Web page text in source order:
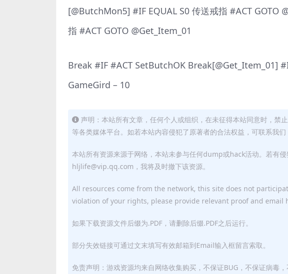
[@ButchMon5] #IF EQUAL S0 传送戒指 #ACT GOTO
指 #ACT GOTO @Get_Item_01
Break #IF #ACT SetButchOK Break[@Get_Item_01]
GameGird – 10
声明：本站所有文章，任何个人或组织，在未征得本站同意时，禁
等各类媒体平台。如若本站内容侵犯了原著者的合法权益，可联系我
本站所有资源来源于网络，本站未参与任何dump或hack活动。若有
hljlife@vip.qq.com，我将及时撤下该资源。
All resources come from the network, this site does not
violation of your rights, please provide relevant proof and
如果下载资源文件后缀为.PDF，请删除后缀.PDF之后运行。
部分失效链接可通过文末填写有效邮箱到Email输入框留言索取。
免责声明：游戏资源均来自网络收集购买，不保证BUG，不保证病毒